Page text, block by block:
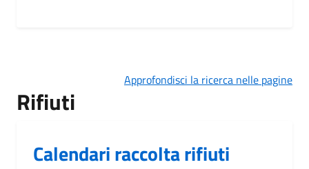
Approfondisci la ricerca nelle pagine
Rifiuti
Calendari raccolta rifiuti